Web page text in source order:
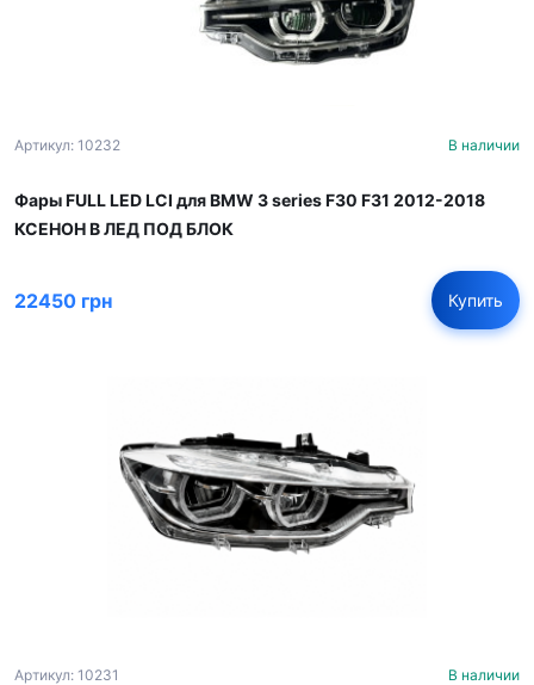
Артикул: 10232 В наличии
Фары FULL LED LCI для BMW 3 series F30 F31 2012-2018
КСЕНОН В ЛЕД ПОД БЛОК
22450 грн Купить
Артикул: 10231 В наличии